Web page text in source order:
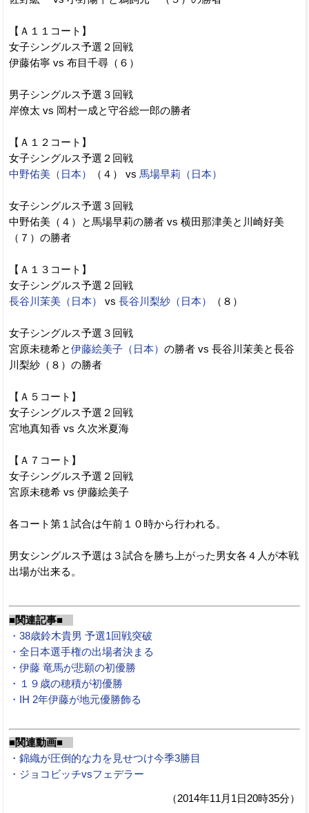
【Ａ１１コート】
女子シングルス予選２回戦
伊藤佑寧 vs 布目千尋（６）
男子シングルス予選３回戦
岸僚太 vs 岡村一成と守谷総一郎の勝者
【Ａ１２コート】
女子シングルス予選２回戦
中野佑美（日本）
（４） vs 馬場早莉（日本）
女子シングルス予選３回戦
中野佑美（４）と馬場早莉の勝者 vs 横田那津美と川崎好美
（７）の勝者
【Ａ１３コート】
女子シングルス予選２回戦
長谷川茉美（日本）
vs 長谷川梨紗（日本） （８）
女子シングルス予選３回戦
宮原未穂希と伊藤絵美子（日本） の勝者 vs 長谷川茉美と長谷
川梨紗（８）の勝者
【Ａ５コート】
女子シングルス予選２回戦
宮地真知香 vs 久次米夏海
【Ａ７コート】
女子シングルス予選２回戦
宮原未穂希 vs 伊藤絵美子
各コート第１試合は午前１０時から行われる。
男女シングルス予選は３試合を勝ち上がった男女各４人が本戦
出場が出来る。
■関連記事■
・38歳鈴木貴男 予選1回戦突破
・全日本選手権の出場者決まる
・伊藤 竜馬が悲願の初優勝
・１９歳の穂積が初優勝
・IH 2年伊藤が地元優勝飾る
■関連動画■
・錦織が圧倒的な力を見せつけ今季3勝目
・ジョコビッチvsフェデラー
（2014年11月1日20時35分）